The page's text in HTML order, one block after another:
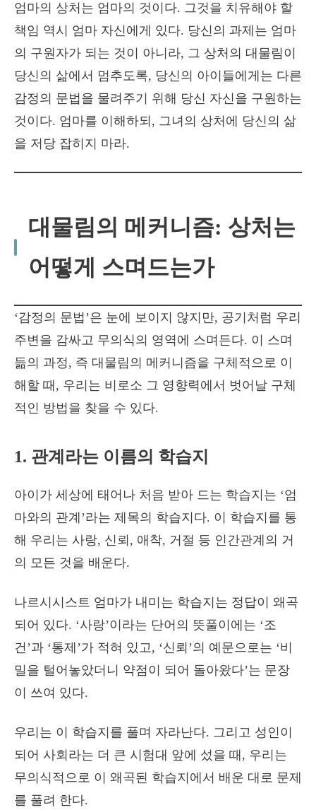
엄마의 상처는 엄마의 것이다. 그것을 치유해야 할
책임 역시 엄마 자신에게 있다. 당신의 과제는 엄마
의 구원자가 되는 것이 아니라, 그 상처의 대물림이
당신의 삶에서 멈추도록, 당신의 아이들에게는 다른
감정의 문법을 물려주기 위해 당신 자신을 구원하는
것이다. 엄마를 이해하되, 그녀의 상처에 당신의 삶
을 저당 잡히지 마라.
대물림의 메커니즘: 상처는
어떻게 스며드는가
‘감정의 문법’은 눈에 보이지 않지만, 공기처럼 우리
주변을 감싸고 무의식의 영역에 스며든다. 이 스며
듦의 과정, 즉 대물림의 메커니즘을 구체적으로 이
해할 때, 우리는 비로소 그 영향력에서 벗어날 구체
적인 방법을 찾을 수 있다.
1. 관계라는 이름의 학습지
아이가 세상에 태어나 처음 받아 드는 학습지는 ‘엄
마와의 관계’라는 제목의 학습지다. 이 학습지를 통
해 우리는 사랑, 신뢰, 애착, 거절 등 인간관계의 거
의 모든 것을 배운다.
나르시시스트 엄마가 내미는 학습지는 정답이 왜곡
되어 있다. ‘사랑’이라는 단어의 뜻풀이에는 ‘조
건’과 ‘통제’가 적혀 있고, ‘신뢰’의 예문으로는 ‘비
밀을 털어놓았더니 약점이 되어 돌아왔다’는 문장
이 쓰여 있다.
우리는 이 학습지를 풀며 자라난다. 그리고 성인이
되어 사회라는 더 큰 시험대 앞에 섰을 때, 우리는
무의식적으로 이 왜곡된 학습지에서 배운 대로 문제
를 풀려 한다.